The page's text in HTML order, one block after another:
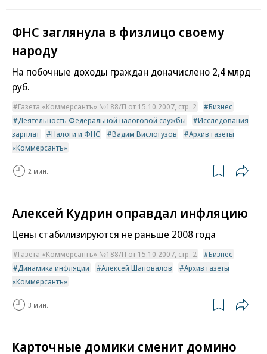
ФНС заглянула в физлицо своему
народу
На побочные доходы граждан доначислено 2,4 млрд
руб.
Газета «Коммерсантъ» №188/П от 15.10.2007, стр. 2
Бизнес
Деятельность Федеральной налоговой службы
Исследования
зарплат
Налоги и ФНС Вадим Вислогузов
Архив газеты
«Коммерсантъ»
2 мин.
Алексей Кудрин оправдал инфляцию
Цены стабилизируются не раньше 2008 года
Газета «Коммерсантъ» №188/П от 15.10.2007, стр. 2
Бизнес
Динамика инфляции
Алексей Шаповалов
Архив газеты
«Коммерсантъ»
3 мин.
Карточные домики сменит домино